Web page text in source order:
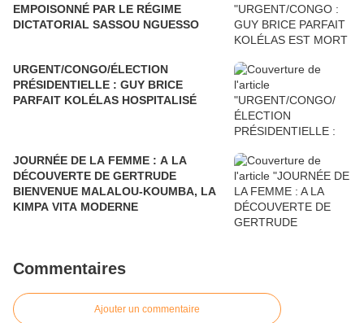
EMPOISONNÉ PAR LE RÉGIME
DICTATORIAL SASSOU NGUESSO
URGENT/CONGO/ÉLECTION
PRÉSIDENTIELLE : GUY BRICE
PARFAIT KOLÉLAS HOSPITALISÉ
JOURNÉE DE LA FEMME : A LA
DÉCOUVERTE DE GERTRUDE
BIENVENUE MALALOU-KOUMBA, LA
KIMPA VITA MODERNE
Commentaires
Ajouter un commentaire